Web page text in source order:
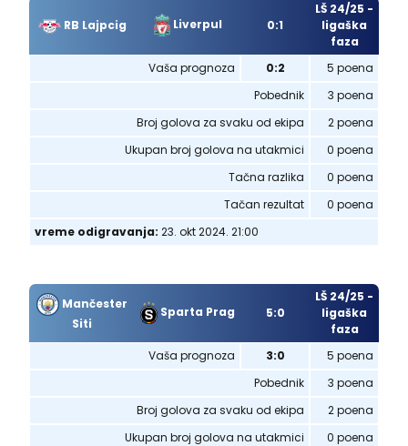
RB Lajpcig Liverpul 0:1
LŠ 24/25 -
ligaška
faza
Vaša prognoza
0:2
5 poena
Pobednik
3 poena
Broj golova za svaku od ekipa
2 poena
Ukupan broj golova na utakmici
0 poena
Tačna razlika
0 poena
Tačan rezultat
0 poena
vreme odigravanja: 23. okt 2024. 21:00
Mančester
Siti
Sparta Prag 5:0
LŠ 24/25 -
ligaška
faza
Vaša prognoza
3:0
5 poena
Pobednik
3 poena
Broj golova za svaku od ekipa
2 poena
Ukupan broj golova na utakmici
0 poena